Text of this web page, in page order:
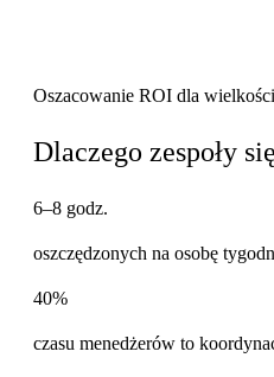
Oszacowanie ROI dla
Dlaczego zespoły
6–8 godz.
oszczędzonych na osobę
40%
czasu menedżerów to